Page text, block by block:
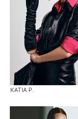
KATIA P.